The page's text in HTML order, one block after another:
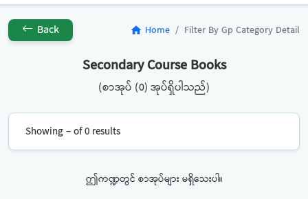
Back home Home Filter By Gp Category Detail
Secondary Course Books
(စာအုပ် (0) အုပ်ရှိပါသည်)
Showing – of 0 results
ဤကဏ္ဍတွင် စာအုပ်များ မရှိသေးပါ။